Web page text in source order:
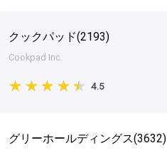
クックパッド(2193)
Cookpad Inc.
4.5
グリーホールディングス(3632)